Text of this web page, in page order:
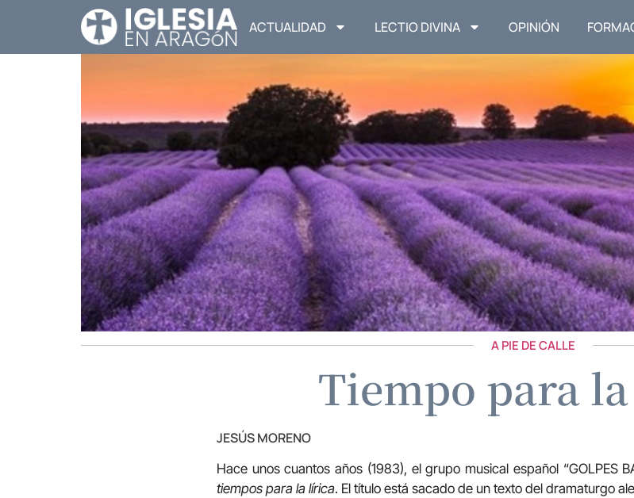
ACTUALIDAD LECTIO DIVINA OPINIÓN
A PIE DE CALLE
Tiempo para
JESÚS MORENO
Hace unos cuantos años (1983), el grupo musical español “GOLPES
tiempos para la lírica. El título está sacado de un texto del dramaturgo